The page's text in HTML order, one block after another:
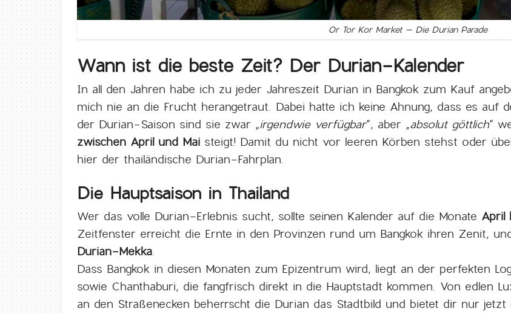
Or Tor Kor Market – Die Durian Parade
Wann ist die beste Zeit? Der Durian-Kalender
In all den Jahren habe ich zu jeder Jahreszeit Durian in Bangkok zum Kauf
mich nie an die Frucht herangetraut. Dabei hatte ich keine Ahnung, dass es auf
der Durian-Saison sind sie zwar „irgendwie verfügbar“, aber „absolut göttlich“
zwischen April und Mai steigt! Damit du nicht vor leeren Körben stehst oder
hier der thailändische Durian-Fahrplan.
Die Hauptsaison in Thailand
Wer das volle Durian-Erlebnis sucht, sollte seinen Kalender auf die Monate April
Zeitfenster erreicht die Ernte in den Provinzen rund um Bangkok ihren Zenit,
Durian-Mekka.
Dass Bangkok in diesen Monaten zum Epizentrum wird, liegt an der perfekten
sowie Chanthaburi, die fangfrisch direkt in die Hauptstadt kommen. Von edlen
an den Straßenecken beherrscht die Durian das Stadtbild und bietet dir nur